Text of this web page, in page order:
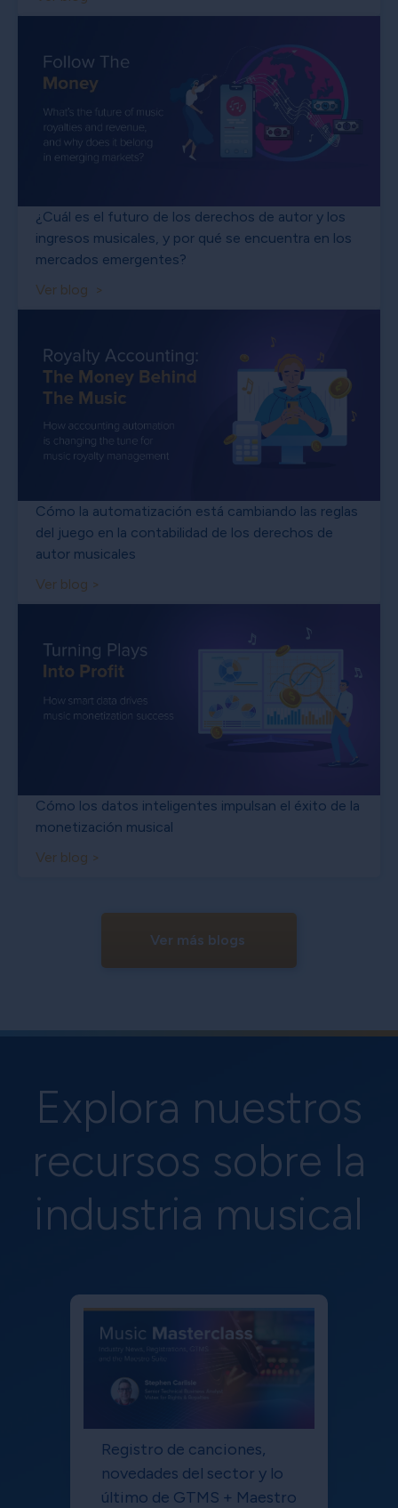
¿Cuál es el futuro de los derechos de autor y los
ingresos musicales, y por qué se encuentra en los
mercados emergentes?
Ver blog >
Cómo la automatización está cambiando las reglas
del juego en la contabilidad de los derechos de
autor musicales
Ver blog >
Cómo los datos inteligentes impulsan el éxito de la
monetización musical
Ver blog >
Ver más blogs
Explora nuestros
recursos sobre la
industria musical
Registro de canciones,
novedades del sector y lo
último de GTMS + Maestro